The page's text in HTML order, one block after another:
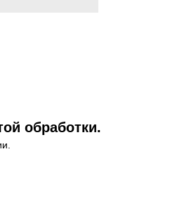
обработки.